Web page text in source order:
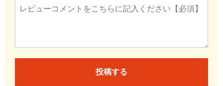
投稿する